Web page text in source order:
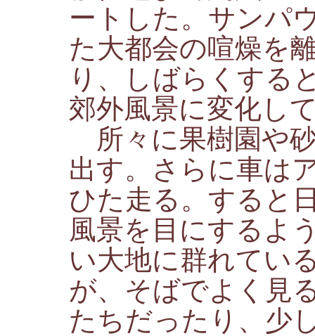
ートした。サンパ
た大都会の喧燥を
り、しばらくする
郊外風景に変化し
所々に果樹園や
出す。さらに車は
ひた走る。すると
風景を目にするよ
い大地に群れてい
が、そばでよく見
たちだったり、少